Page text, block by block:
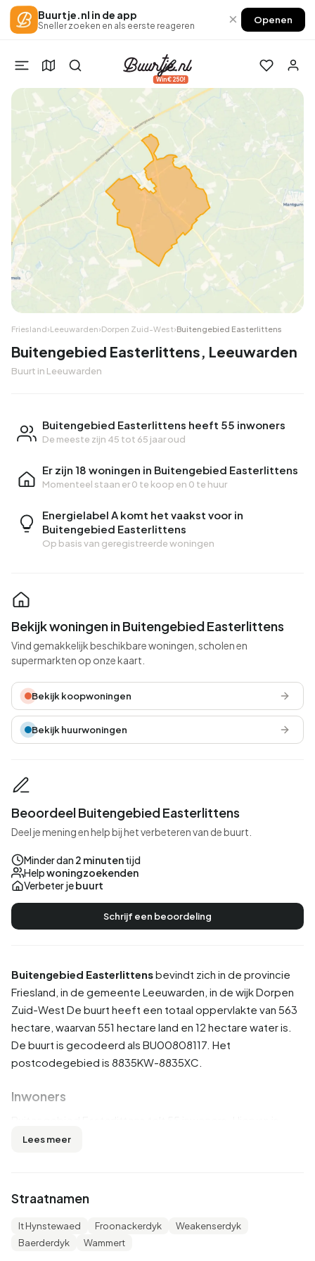
Buurtje.nl in de app
Sneller zoeken en als eerste reageren × Openen
Win €250!
Friesland›Leeuwarden›Dorpen Zuid-West›Buitengebied Easterlittens
Buitengebied Easterlittens, Leeuwarden
Buurt in Leeuwarden
Buitengebied Easterlittens heeft 55 inwoners
De meeste zijn 45 tot 65 jaar oud
Er zijn 18 woningen in Buitengebied Easterlittens
Momenteel staan er0 te koop en 0 te huur
Energielabel A komt het vaakst voor in
Buitengebied Easterlittens
Op basis van geregistreerde woningen
Buitengebied Easterlittensbevindt zich in de provincie
Friesland , in de gemeente Leeuwarden , in de wijkDorpen
Zuid-West De buurt heeft een totaal oppervlakte van 563
hectare, waarvan 551 hectare land en 12 hectare water is.
De buurt is gecodeerd als BU00808117. Het
postcodegebied is 8835KW-8835XC.
Inwoners
45,5% man en 45,5% vrouw. De meeste inwoners zijn 45
54,5% is gehuwd. 55 inwoners komen uit Nederland.
Er zijn 20 huishoudens in Buitengebied Easterlittens.
25,0% daarvan zijn eenpersoonshuishoudens, 25,0%
Lees meer
Straatnamen
It Hynstewaed Froonackerdyk
Weakenserdyk
Baerderdyk
Wammert
Bekijk woningen in Buitengebied Easterlittens
Vind gemakkelijk beschikbare woningen, scholen en
supermarkten op onze kaart.
Bekijk koopwoningen
Bekijk huurwoningen
Beoordeel Buitengebied Easterlittens
Deel je mening en help bij het verbeteren van de buurt.
Minder dan 2 minutentijd
Helpwoningzoekenden
Verbeter jebuurt
Schrijf een beoordeling